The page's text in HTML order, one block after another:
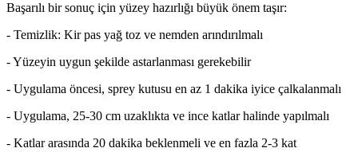
Başarılı bir sonuç için yüzey hazırlığı büyük önem taşır:
- Temizlik: Kir pas yağ toz ve nemden arındırılmalı
- Yüzeyin uygun şekilde astarlanması gerekebilir
- Uygulama öncesi, sprey kutusu en az 1 dakika iyice çalkalanmalı
- Uygulama, 25-30 cm uzaklıkta ve ince katlar halinde yapılmalı
- Katlar arasında 20 dakika beklenmeli ve en fazla 2-3 kat